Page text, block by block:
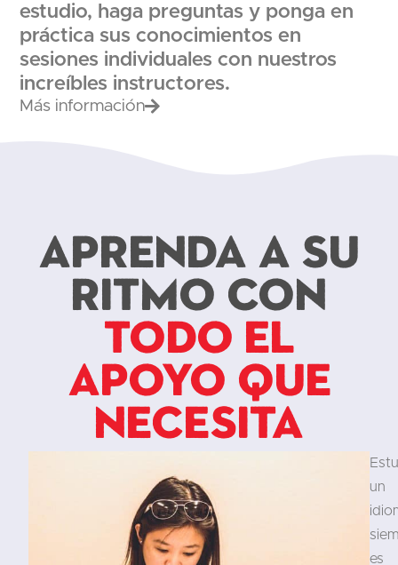
estudio, haga preguntas y ponga en
práctica sus conocimientos en
sesiones individuales con nuestros
increíbles instructores.
Más información
Aprenda a su
ritmo con
todo el
apoyo que
necesita
un
es